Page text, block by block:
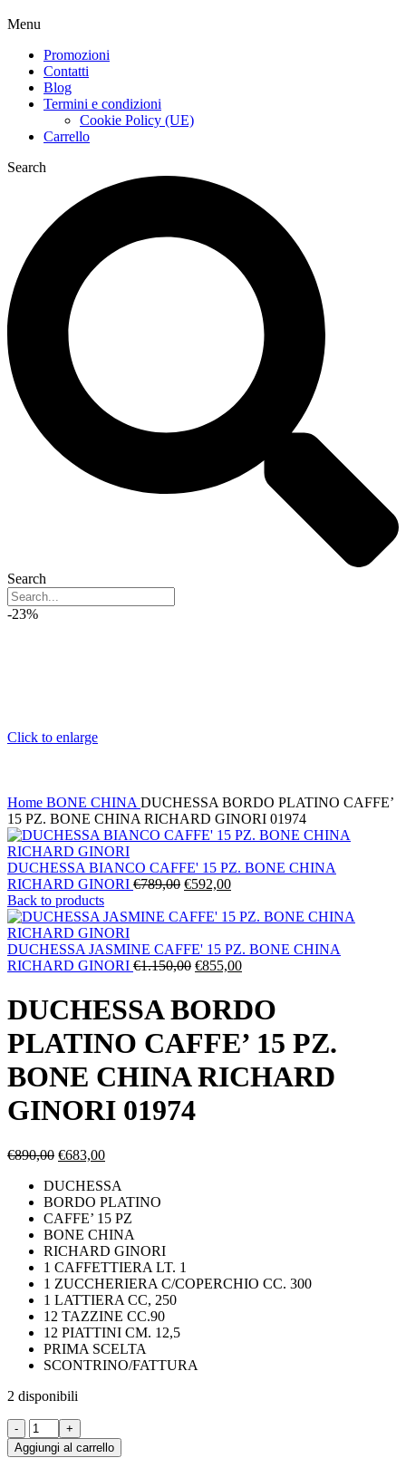
Menu
Promozioni
Contatti
Blog
Termini e condizioni
Cookie Policy (UE)
Carrello
Search
Search
-23%
Click to enlarge
Home BONE CHINA DUCHESSA BORDO PLATINO CAFFE’
15 PZ. BONE CHINA RICHARD GINORI 01974
DUCHESSA BIANCO CAFFE' 15 PZ. BONE CHINA
RICHARD GINORI €789,00 Il
originale
€789,00.
€592,00Il
attuale
€592,00.
Back to products
DUCHESSA JASMINE CAFFE' 15 PZ. BONE CHINA
RICHARD GINORI €1.150,00 Il
originale
era:
€855,00Il
attuale
è:
DUCHESSA BORDO
PLATINO CAFFE’ 15 PZ.
BONE CHINA RICHARD
GINORI 01974
€890,00 Il
originale
era:
€890,00.
€683,00Il
attuale
è:
€683,00.
DUCHESSA
BORDO PLATINO
CAFFE’ 15 PZ
BONE CHINA
RICHARD GINORI
1 CAFFETTIERA LT. 1
1 ZUCCHERIERA C/COPERCHIO CC. 300
1 LATTIERA CC, 250
12 TAZZINE CC.90
12 PIATTINI CM. 12,5
PRIMA SCELTA
SCONTRINO/FATTURA
2 disponibili
DUCHESSA
BORDO
Aggiungi al carrello